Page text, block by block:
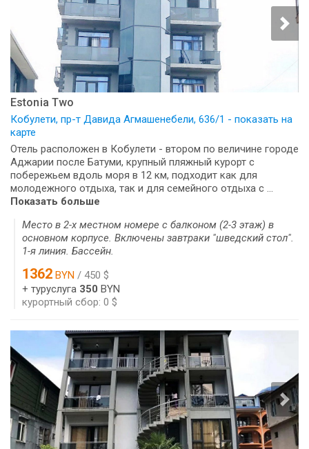
Estonia Two
Кобулети, пр-т Давида Агмашенебели, 636/1 - показать на
карте
Отель расположен в Кобулети - втором по величине городе
Аджарии после Батуми, крупный пляжный курорт с
побережьем вдоль моря в 12 км, подходит как для
молодежного отдыха, так и для семейного отдыха с ...
Показать больше
Место в 2-х местном номере с балконом (2-3 этаж) в
основном корпусе. Включены завтраки "шведский стол".
1-я линия. Бассейн.
1362 BYN / 450 $
+ туруслуга 350 BYN
курортный сбор: 0 $